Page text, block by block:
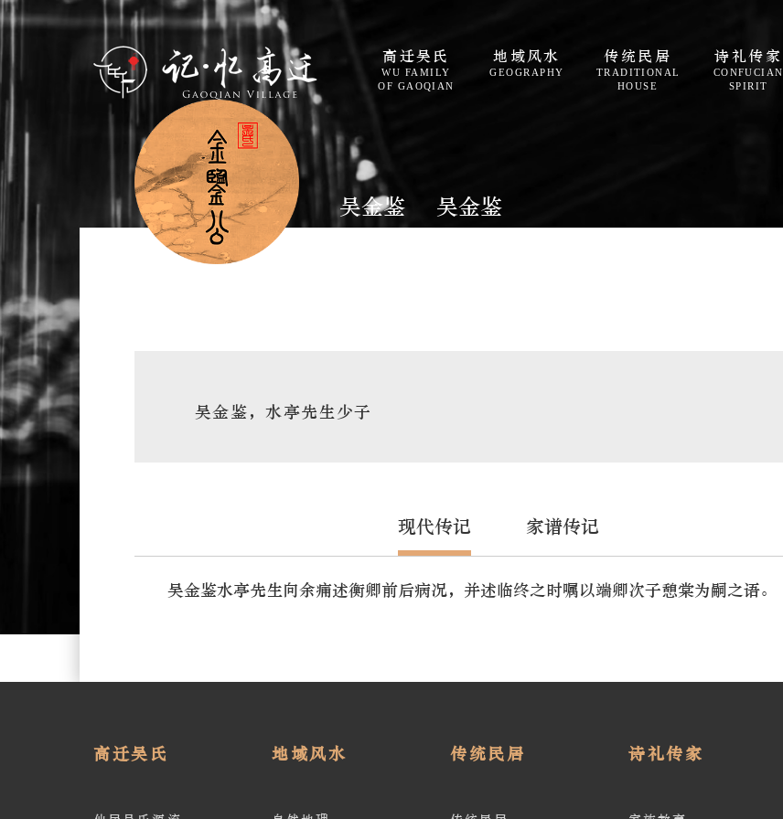
高迁吴氏
WU FAMILY
OF GAOQIAN
地域风水
GEOGRAPHY
传统民居
TRADITIONAL
HOUSE
诗礼传家
CONFUCIAN
SPIRIT
吴金鉴 吴金鉴
吴金鉴，水亭先生少子
现代传记 家谱传记
吴金鉴水亭先生向余痛述衡卿前后病况，并述临终之时嘱以端卿次子憩棠为嗣之语。
高迁吴氏 地域风水 传统民居 诗礼传家